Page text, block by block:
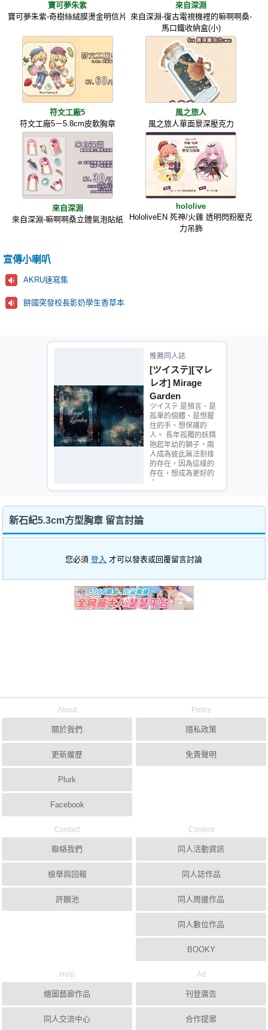
寶可夢朱紫
寶可夢朱紫-奇樹絲絨膜燙金明信片
來自深淵
來自深淵-復古電視機裡的嘛啊啊桑-
馬口鐵收納盒(小)
符文工廠5
符文工廠5－5.8cm皮軟胸章
風之旅人
風之旅人單面景深壓克力
來自深淵
來自深淵-嘛啊啊桑立體氣泡貼紙
hololive
HololiveEN 死神/火雞 透明閃粉壓克
力吊飾
宣傳小喇叭
AKRU速寫集
餅國突發校長影奶學生香草本
推薦同人誌
[ツイステ][マレ
レオ] Mirage
Garden
ツイステ 是預言、是
孤單的個體、是想握
住的手、想保護的
人。 長年孤獨的妖精
抱起年幼的獅子，兩
人成為彼此無法割捨
的存在，因為這樣的
存在，想成為更好的
人。
新石紀5.3cm方型胸章 留言討論
您必須登入 才可以發表或回覆留言討論
About
關於我們
更新履歷
Plurk
Facebook
Policy
隱私政策
免責聲明
Contact
聯絡我們
檢舉與回報
許願池
Content
同人活動資訊
同人誌作品
同人周邊作品
同人數位作品
BOOKY
Help
繪圖藝廊作品
同人交流中心
Ad
刊登廣告
合作提案